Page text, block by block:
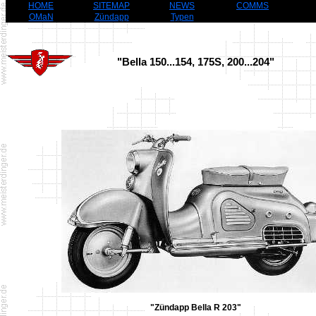
HOME SITEMAP NEWS
COMMS
OMaN
Zündapp Typen
"Bella 150...154, 175S, 200...204"
"Zündapp Bella R 203"